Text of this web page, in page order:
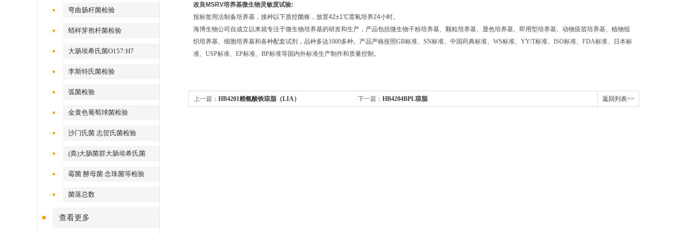
弯曲肠杆菌检验
蜡样芽孢杆菌检验
大肠埃希氏菌O157:H7
李斯特氏菌检验
弧菌检验
金黄色葡萄球菌检验
沙门氏菌 志贺氏菌检验
(粪)大肠菌群大肠埃希氏菌
霉菌 酵母菌 念珠菌等检验
菌落总数
查看更多
改良MSRV培养基微生物灵敏度试验:
按标签用法制备培养基，接种以下质控菌株，放置42±1℃需氧培养24小时。
海博生物公司自成立以来就专注于微生物培养基的研发和生产，产品包括微生物干粉培养基、颗粒培养基、显色培养基、即用型培养基、动物疫苗培养基、植物组
织培养基、细胞培养基和各种配套试剂，品种多达1000多种。产品严格按照GB标准、SN标准、中国药典标准、WS标准、YY/T标准、ISO标准、FDA标准、日本标
准、USP标准、EP标准、BP标准等国内外标准生产制作和质量控制。
上一篇： HB4201赖氨酸铁琼脂（LIA） 下一篇： HB4204BPL琼脂 返回列表>>